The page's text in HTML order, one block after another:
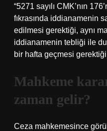
“5271 sayılı CMK’nın
fıkrasında iddianamenin
edilmesi gerektiği, aynı
iddianamenin tebliği ile
bir hafta geçmesi gerektiği
Mahkeme
zaman gelir?
Ceza mahkemesince